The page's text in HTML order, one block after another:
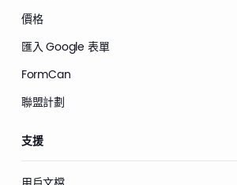
價格
匯入 Google 表單
FormCan
聯盟計劃
支援